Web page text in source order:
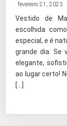
fevereiro 21, 2023
Vestido de
escolhida
especial, e é
grande dia. Se
elegante,
ao lugar certo!
[…]